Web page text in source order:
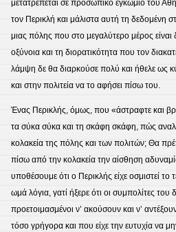
μετατρέπεται σε προσωπικό εγκώμιο του
τον Περικλή και μάλιστα αυτή τη δεδομένη
μιας πόλης που στο μεγαλύτερο μέρος
οξύνοια και τη διορατικότητα που τον
λάμψη δε θα διαρκούσε πολύ και ήθελε ως
και στην πολιτεία να το αφήσει πίσω του.
Ένας Περικλής, όμως, που «άστραφτε και
τα σύκα σύκα και τη σκάφη σκάφη, πώς
κολακεία της πόλης και των πολιτών; Θα
πίσω από την κολακεία την αίσθηση
υποθέσουμε ότι ο Περικλής είχε οσμιστεί το
ωμά λόγια, γατί ήξερε ότι οι συμπολίτες του
προετοιμασμένοι ν’ ακούσουν και ν’
τόσο γρήγορα και που είχε την ευτυχία να